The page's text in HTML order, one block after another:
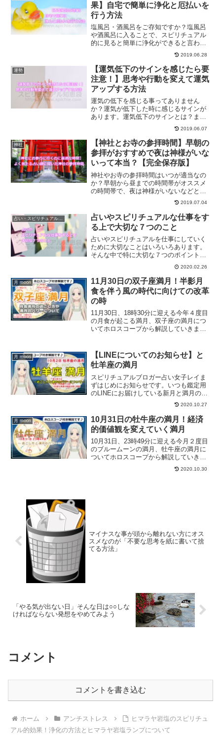
果】自宅で簡単に浄化と厄払いを
行う方法
塩風呂・酒風呂をご存知ですか？塩風呂
や酒風呂に入ることで、スピリチュアル
的に見ると簡単に浄化ができると言われ
ています。酒塩風呂のスピリチュアル的
な効果について、また、自宅で簡単に浄
化や厄払いを行う方法についてご紹介し
ます。
2019.06.28
運勢
【運気低下のサインを感じたら要
注意！】思考や行動を変えて運気
アップする方法
運気の低下を感じる事ってありません
か？運気が低下した時に感じるサインが
あります。運気低下のサインとは？ま
た、思考や行動を変えていく事で、簡単
に運気アップしていく方法についてご紹
介します。運気が悪いと感じてる方は要
チェックです。
2019.06.07
神社
【神社とお寺の参拝時間】早朝の
参拝がおすすめで夜は神様がいな
いって本当？【完全保存版】
神社やお寺の参拝時間はいつが適当なの
か？早朝から昼までの時間帯がオススメ
の時間帯で、夜は神様がいないなどと言
われてたりしますが、果たして本当なの
でしょうか？神社のオススメの参拝時間
と雨の日の参拝などについても合わせて
ご紹介します。
2019.07.04
占いやスピリチュアルな仕事をす
る上で大切な７つのこと
占いやスピリチュアルを仕事にしていく
ために大切なことはいろいろあります。
そんな中で特に大切な７つのポイントを
お伝えします。一つ一つ掘り下げていき
ます。占いスピリチュアルを仕事にして
いきたいと思ってる方は、ぜひチェック
してみてください。
2020.02.26
月 moon
11月30日の双子座満月！半影月
食を伴う風の時代に向けての改革
の時
11月30日、18時30分に迎える今年４度目
の月食が起こる満月、双子座の満月につ
いてホロスコープから解説していきま
いて解説していきます。
月 moon
【LINEについてのお知らせ】と
牡羊座の満月
スピリチュアルブロガー占い女子レイま
ずはじめにお知らせです。いつも鑑定用
のLINEにお届けしている新月と満月のメ
ールですが、LINEが突然削除されるとい
う出来事が起こってしまったため、お届
けできなくなってしまいました💦せっか
く登録していただ...
2020.10.27
月 moon
10月31日の牡牛座の満月！経済
的価値観を変えていく満月
10月31日、23時49分に迎える今月２度目
のブルームーンの満月、牡牛座の満月に
ついてホロスコープから解説していきま
す。どんな過ごし方をすればいいのか？
また、今回の牡牛座の満月のパワーにつ
2020.10.30
マイナスな事が頭から離れない方にオス
スメなのが「不要な思考を紙に書いて捨
てる方法」
「やる気が出ない日」そんな日は○○しな
ければならない発想をやめてみよう
コメント
コメントを書き込む
ホーム アンチストレス
ヒマラヤ岩塩のスピリチュ
アル的効果！浄化の方法とヒマラヤ岩塩ランプについて